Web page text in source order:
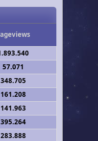
57.071
348.705
161.208
141.963
395.264
283.888